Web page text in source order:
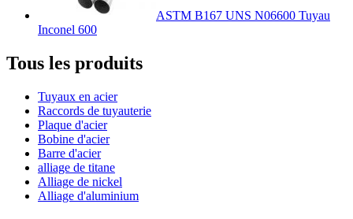
ASTM B167 UNS N06600 Tuyau
Inconel 600
Tous les produits
Tuyaux en acier
Raccords de tuyauterie
Plaque d'acier
Bobine d'acier
Barre d'acier
alliage de titane
Alliage de nickel
Alliage d'aluminium